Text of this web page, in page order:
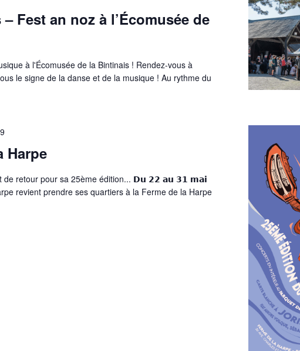
Fest an noz à l’Écomusée de
à l'Écomusée de la Bintinais ! Rendez-vous à
le signe de la danse et de la musique ! Au rythme du
Harpe
de retour pour sa 25ème édition... 𝗗𝘂 𝟮𝟮 𝗮𝘂 𝟯𝟭 𝗺𝗮𝗶
revient prendre ses quartiers à la Ferme de la Harpe